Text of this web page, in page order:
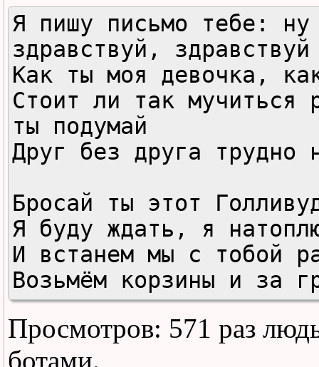
Я пишу письмо тебе: ну
здравствуй,
Как ты моя девочка,
Стоит ли так мучиться
ты подумай
Друг без друга трудно
Бросай ты этот
Я буду ждать, я
И встанем мы с тобой
Возьмём корзины и за
И встанем мы с тобой
Возьмём корзины и за
Просмотров: 571 раз
ботами.